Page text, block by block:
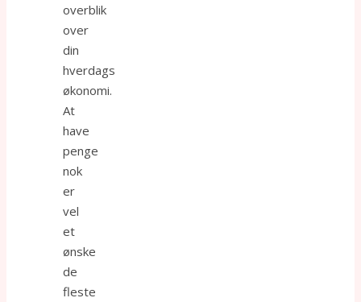
overblik
over
din
hverdags
økonomi.
At
have
penge
nok
er
vel
et
ønske
de
fleste